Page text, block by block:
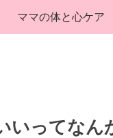
ママの体と心ケア
いってなん